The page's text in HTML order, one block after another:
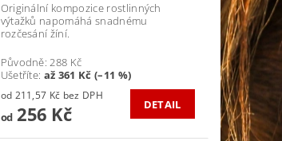
Originální kompozice rostlinných
výtažků napomáhá snadnému
rozčesání žíní.
Původně:288 Kč
Ušetříte: až 361 Kč (–11 %)
od 211,57 Kč bez DPH
od256 Kč DETAIL